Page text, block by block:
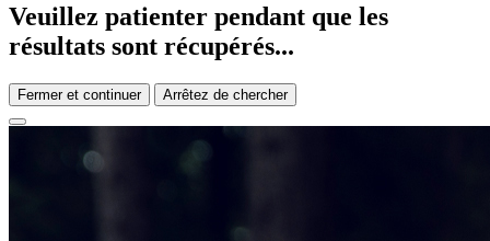
Veuillez patienter pendant que les
résultats sont récupérés...
Fermer et continuer Arrêtez de chercher